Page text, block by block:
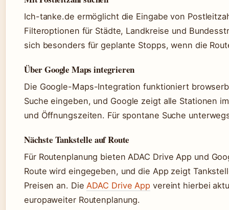
Ich-tanke.de ermöglicht die Eingabe von
Filteroptionen für Städte, Landkreise und
sich besonders für geplante Stopps, wenn die
Über Google Maps integrieren
Die Google-Maps-Integration funktioniert
Suche eingeben, und Google zeigt alle Stationen
und Öffnungszeiten. Für spontane Suche
Nächste Tankstelle auf Route
Für Routenplanung bieten ADAC Drive App und
Route wird eingegeben, und die App zeigt
Preisen an. DieADAC Drive App vereint hierbei
europaweiter Routenplanung.